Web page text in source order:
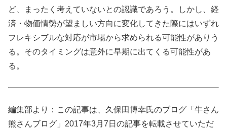
ど、まったく考えていないとの認識であろう。しかし、経
済・物価情勢が望ましい方向に変化してきた際にはいずれ
フレキシブルな対応が市場から求められる可能性がありう
る。そのタイミングは意外に早期に出てくる可能性があ
る。
編集部より：この記事は、久保田博幸氏のブログ「牛さん
熊さんブログ」2017年3月7日の記事を転載させていただ